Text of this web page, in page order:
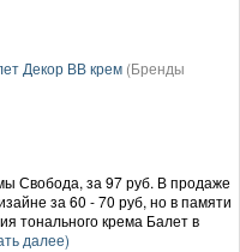
Декор ВВ крем (Бренды
Свобода, за 97 руб. В продаже
за 60 - 70 руб, но в памяти
тонального крема Балет в
далее)